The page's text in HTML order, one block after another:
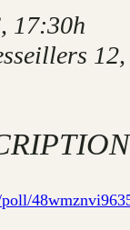
17:30h